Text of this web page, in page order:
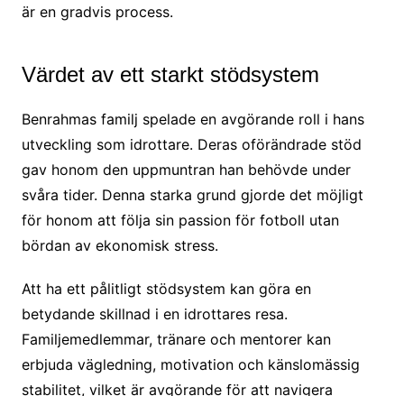
är en gradvis process.
Värdet av ett starkt stödsystem
Benrahmas familj spelade en avgörande roll i hans
utveckling som idrottare. Deras oförändrade stöd
gav honom den uppmuntran han behövde under
svåra tider. Denna starka grund gjorde det möjligt
för honom att följa sin passion för fotboll utan
bördan av ekonomisk stress.
Att ha ett pålitligt stödsystem kan göra en
betydande skillnad i en idrottares resa.
Familjemedlemmar, tränare och mentorer kan
erbjuda vägledning, motivation och känslomässig
stabilitet, vilket är avgörande för att navigera